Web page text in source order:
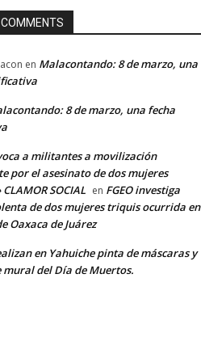
COMMENTS
en Malacontando: 8 de marzo, una
8 de marzo, una fecha
a militantes a movilización
por el asesinato de dos mujeres
SOCIAL en FGEO investiga
de dos mujeres triquis ocurrida en
Oaxaca de Juárez
en Yahuiche pinta de máscaras y
mural del Día de Muertos.